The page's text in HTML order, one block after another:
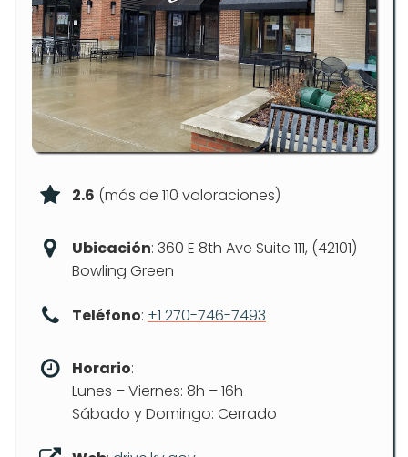
2.6 (más de 110 valoraciones)
Ubicación: 360 E 8th Ave Suite 111, (42101)
Bowling Green
Teléfono: +1 270-746-7493
Horario:
Lunes – Viernes: 8h – 16h
Sábado y Domingo: Cerrado